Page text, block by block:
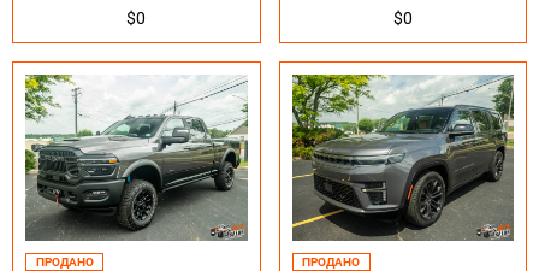
$0
$0
ПРОДАНО ПРОДАНО